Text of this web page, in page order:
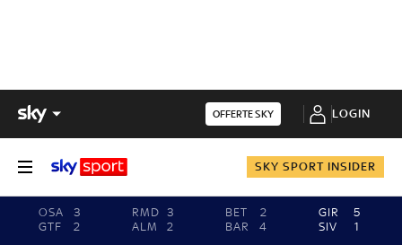
OFFERTE SKY LOGIN
SKY SPORT INSIDER
OSA
3
GTF
2
RMD 3
ALM
2
BET
2
BAR
4
GIR
5
SIV
1